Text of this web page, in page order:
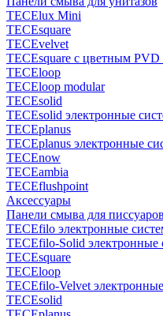
TECElux Mini
TECEsquare
TECEvelvet
TECEsquare с цветным
TECEloop
TECEloop modular
TECEsolid
TECEsolid электронные
TECEplanus
TECEplanus электронные
TECEnow
TECEambia
TECEflushpoint
Аксессуары
Панели смыва для писсуаров
TECEfilo электронные
TECEfilo-Solid электронные
TECEsquare
TECEloop
TECEfilo-Velvet
TECEsolid